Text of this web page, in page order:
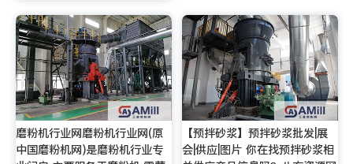
磨粉机行业网磨粉机行业网(原
中国磨粉机网)是磨粉机行业专
【预拌砂浆】预拌砂浆批发|展
会|供应|图片 你在找预拌砂浆相